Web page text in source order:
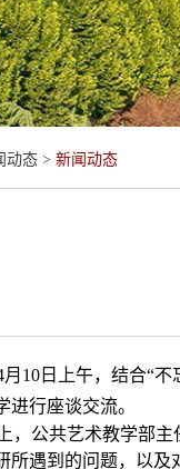
动态 > 新闻动态
月 10 日上午，结合“
进行座谈交流。
公共艺术教学部主
所遇到的问题，以